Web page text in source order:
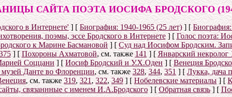
САЙТА ПОЭТА ИОСИФА БРОДСКОГО
в Интернете'] [Биография: 1940-1965 (25 лет)] [
поэмы, эссе Бродского в Интернете] [Голос поэта:
к Марине Басмановой] [ Суд над Иосифом Бродским.
] [Похороны Ахматовой, см. также141] [Январский некролог
Соццани ] [Иосиф Бродский и У.Х.Оден] [Венеция
Данте во Флоренции, см. также 328,344,351] [Лукка, дача
, см. также 319,321 ,322,349] [Нобелевские материалы] [
связаннные с именем И.А.Бродского] [Обратная связь] [